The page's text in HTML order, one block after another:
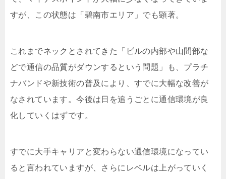
すが、この状態は「碧南市エリア」でも顕著。
これまでネックとされてきた「ビルの内部や山間部な
どで通信の品質がダウンするという問題」も、プラチ
ナバンドや新技術の普及により、すでに大幅な改善が
なされています。今後は日を追うごとに通信環境が良
化していくはずです。
すでに大手キャリアと変わらない通信環境になってい
ると言われていますが、さらにレベルは上がっていく